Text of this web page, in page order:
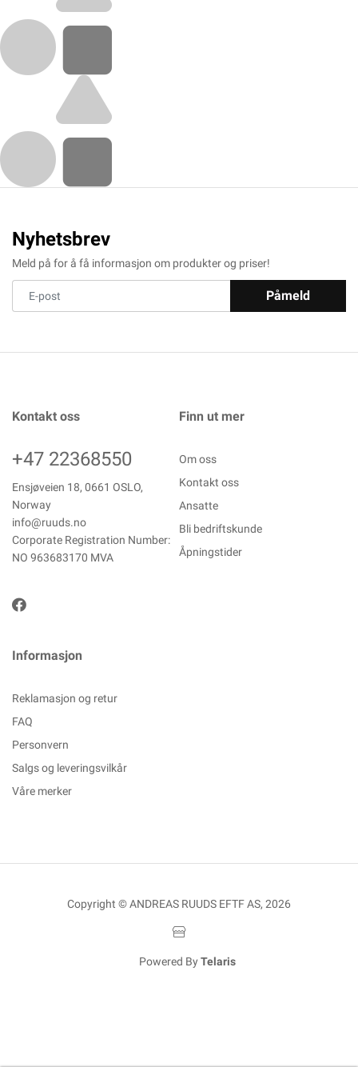
Nyhetsbrev
Meld på for å få informasjon om produkter og priser!
Påmeld
Kontakt oss
+47 22368550
Ensjøveien 18, 0661 OSLO,
Norway
info@ruuds.no
Corporate Registration Number:
NO 963683170 MVA
Finn ut mer
Om oss
Kontakt oss
Ansatte
Bli bedriftskunde
Åpningstider
Informasjon
Reklamasjon og retur
FAQ
Personvern
Salgs og leveringsvilkår
Våre merker
Copyright © ANDREAS RUUDS EFTF AS, 2026
Powered By Telaris